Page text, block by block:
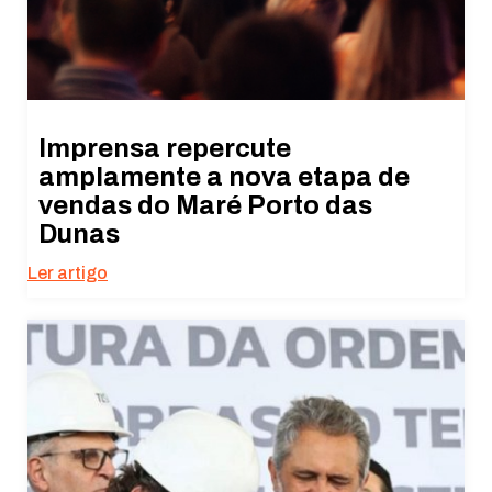
Imprensa repercute
amplamente a nova etapa de
vendas do Maré Porto das
Dunas
Ler artigo
Esses cookies
não são
necessários
para o
funcionamento
do site.